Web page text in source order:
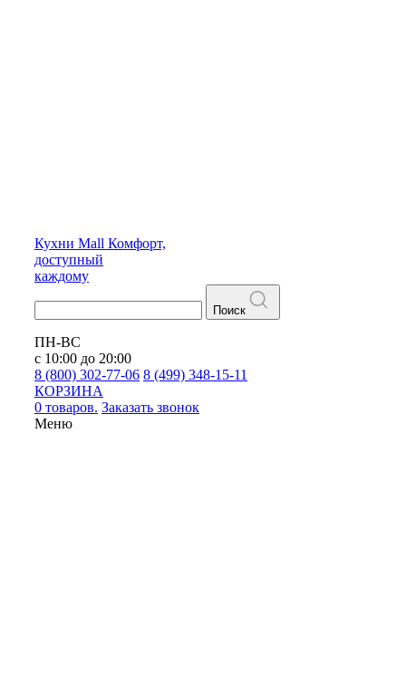
Кухни Mall Комфорт,
доступный
каждому
Поиск
ПН-ВС
с 10:00 до 20:00
8 (800) 302-77-06 8 (499) 348-15-11
КОРЗИНА
0 товаров. Заказать звонок
Меню